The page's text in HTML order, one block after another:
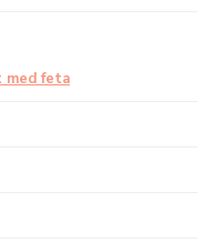
med feta